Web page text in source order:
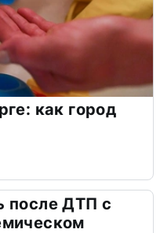
как город
после ДТП с